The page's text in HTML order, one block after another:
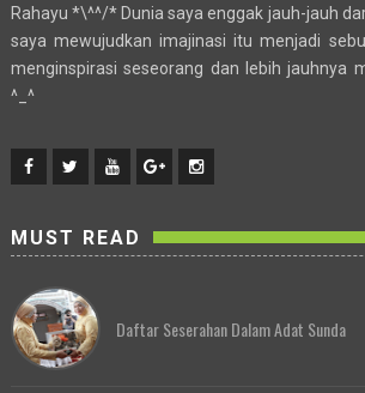
Rahayu *\^^/* Dunia saya enggak jauh-jauh
saya mewujudkan imajinasi itu menjadi
menginspirasi seseorang dan lebih jauhnya
^_^
MUST READ
Daftar Seserahan Dalam Adat Sunda